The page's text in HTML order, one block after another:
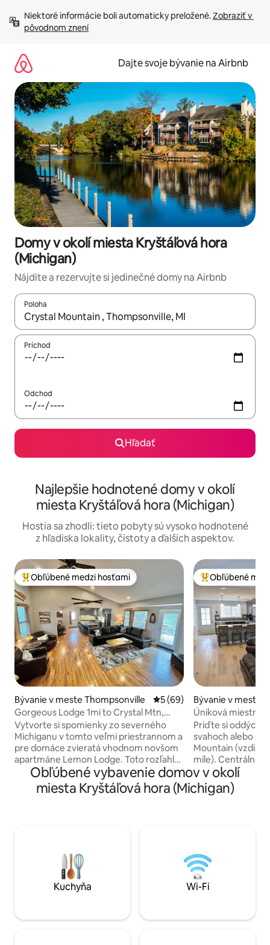
obsah.
Niektoré informácie boli automaticky preložené. Zobraziť v
pôvodnom znení
Dajte svoje bývanie na Airbnb
Domy v okolí miesta Kryštáľová hora
(Michigan)
Nájdite a rezervujte si jedinečné domy na Airbnb
Poloha
Keď budú výsledky k dispozícii, môžete si ich prechádzať
Príchod
Odchod
Hľadať
Najlepšie hodnotené domy v okolí
miesta Kryštáľová hora (Michigan)
Hostia sa zhodli: tieto pobyty sú vysoko hodnotené
z hľadiska lokality, čistoty a ďalších aspektov.
Najobľúbenejšie medzi hosťami
Obľúbené medzi hosťami
Bývanie v meste Thompsonville Priemerné ohodnotenie 5
5 (69)
Gorgeous Lodge 1mi to Crystal Mtn,
Kayaks, Pets Ok
Vytvorte si spomienky zo severného
Michiganu v tomto veľmi priestrannom a
pre domáce zvieratá vhodnom novšom
apartmáne Lemon Lodge. Toto rozľahlé
jednoposchodové rančové bývanie s
centrálnou klimatizáciou sa nachádza len
1,6 km od letoviska Crystal Mountain a je
lôžka až pre 13 osôb PLUS druhú
obývaciu/hernú izbu s rozkladacou
pohovkou s manželskou posteľou
Queen. Zadná rodinná izba môže byť v
Najobľúbenejšie
Obľúbené
Bývanie v meste
Úniková
Príďte si
svahoch alebo
Mountain (vzdialenej menej ako 0,5
míle). Centrálne
jednodňové
medveďa
Michiganského
alebo sa
úžasných
oplotený dvor je
priateľov.
Obľúbené vybavenie domov v okolí
miesta Kryštáľová hora (Michigan)
Kuchyňa Wi-Fi